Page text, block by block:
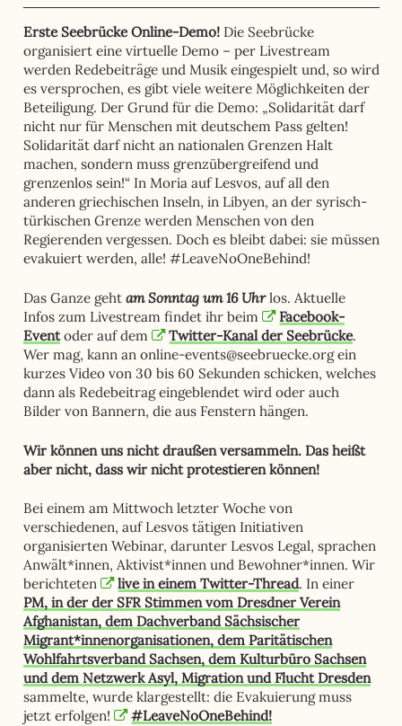
Erste Seebrücke Online-Demo! Die Seebrücke
organisiert eine virtuelle Demo – per Livestream
werden Redebeiträge und Musik eingespielt und, so wird
es versprochen, es gibt viele weitere Möglichkeiten der
Beteiligung. Der Grund für die Demo: „Solidarität darf
nicht nur für Menschen mit deutschem Pass gelten!
Solidarität darf nicht an nationalen Grenzen Halt
machen, sondern muss grenzübergreifend und
grenzenlos sein!“ In Moria auf Lesvos, auf all den
anderen griechischen Inseln, in Libyen, an der syrisch-
türkischen Grenze werden Menschen von den
Regierenden vergessen. Doch es bleibt dabei: sie müssen
evakuiert werden, alle! #LeaveNoOneBehind!
Das Ganze geht am Sonntag um 16 Uhrlos. Aktuelle
Infos zum Livestream findet ihr beim
Facebook-
Eventoder auf dem Twitter-Kanal der Seebrücke.
Wer mag, kann an online-events@seebruecke.org ein
kurzes Video von 30 bis 60 Sekunden schicken, welches
dann als Redebeitrag eingeblendet wird oder auch
Bilder von Bannern, die aus Fenstern hängen.
Wir können uns nicht draußen versammeln. Das heißt
aber nicht, dass wir nicht protestieren können!
Bei einem am Mittwoch letzter Woche von
verschiedenen, auf Lesvos tätigen Initiativen
organisierten Webinar, darunter Lesvos Legal, sprachen
Anwält*innen, Aktivist*innen und Bewohner*innen. Wir
berichteten
live in einem Twitter-Thread. In einer
PM, in der der SFR Stimmen vom Dresdner Verein
Afghanistan, dem Dachverband Sächsischer
Migrant*innenorganisationen, dem Paritätischen
Wohlfahrtsverband Sachsen, dem Kulturbüro Sachsen
und dem Netzwerk Asyl, Migration und Flucht Dresden
sammelte, wurde klargestellt: die Evakuierung muss
jetzt erfolgen!
#LeaveNoOneBehind!